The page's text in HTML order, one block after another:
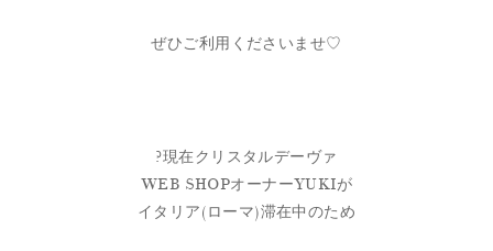
ぜひご利用くださいませ♡
?現在クリスタルデーヴァ
WEB SHOPオーナーYUKIが
イタリア(ローマ)滞在中のため